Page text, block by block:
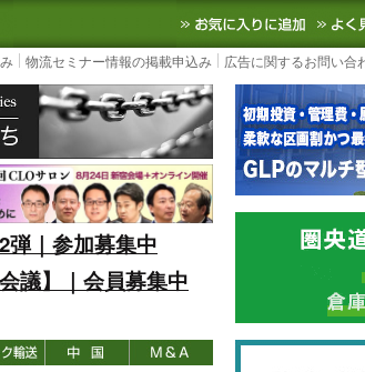
ースサイト
3PL, SCMなど国内外の最新の物流ニュー
お気
物流セミナー情報の掲載申込み 広告に関するお問い合
弾｜参加募集中
議】｜会員募集中